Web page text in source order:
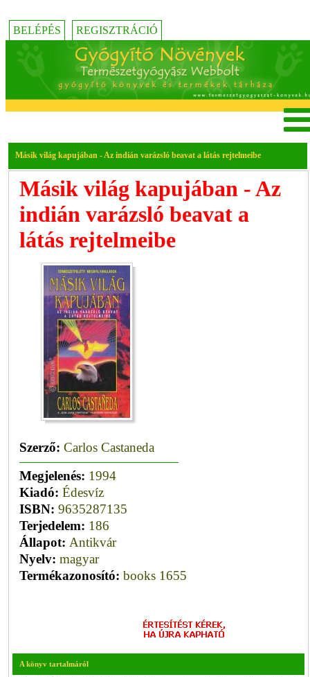
BELÉPÉS REGISZTRÁCIÓ
Másik világ kapujában - Az indián varázsló beavat a látás rejtelmeibe
Másik világ kapujában - Az
indián varázsló beavat a
látás rejtelmeibe
Szerző: Carlos Castaneda
Megjelenés: 1994
Kiadó: Édesvíz
ISBN: 9635287135
Terjedelem: 186
Állapot: Antikvár
Nyelv: magyar
Termékazonosító: books 1655
A könyv tartalmáról